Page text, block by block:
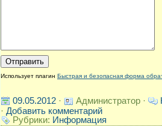
Использует плагин Быстрая и безопасная форма
09.05.2012 · Администратор ·
· Добавить комментарий
Рубрики: Информация